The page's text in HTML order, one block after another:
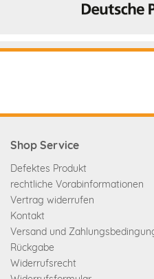
Shop Service
Defektes Produkt
rechtliche Vorabinformationen
Vertrag widerrufen
Kontakt
Versand und
Rückgabe
Widerrufsrecht